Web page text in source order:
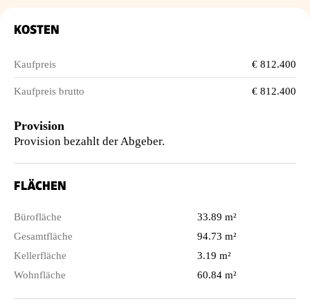
KOSTEN
Kaufpreis € 812.400
Kaufpreis brutto € 812.400
Provision
Provision bezahlt der Abgeber.
FLÄCHEN
Bürofläche
33.89 m²
Gesamtfläche
94.73 m²
Kellerfläche
3.19 m²
Wohnfläche
60.84 m²